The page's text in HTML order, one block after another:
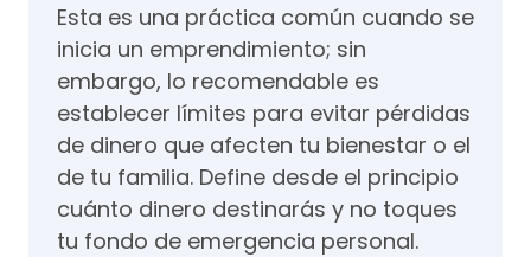
Esta es una práctica común cuando se
inicia un emprendimiento; sin
embargo, lo recomendable es
establecer límites para evitar pérdidas
de dinero que afecten tu bienestar o el
de tu familia. Define desde el principio
cuánto dinero destinarás y no toques
tu fondo de emergencia personal.